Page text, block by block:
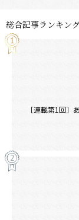
総合記事ランキン
［連載第1回